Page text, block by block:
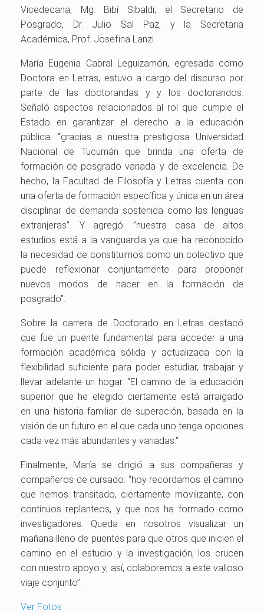
Vicedecana, Mg. Bibí Sibaldi; el Secretario de
Posgrado, Dr. Julio Sal Paz, y la Secretaria
Académica, Prof. Josefina Lanzi.
María Eugenia Cabral Leguizamón, egresada como
Doctora en Letras, estuvo a cargo del discurso por
parte de las doctorandas y y los doctorandos.
Señaló aspectos relacionados al rol que cumple el
Estado en garantizar el derecho a la educación
pública: “gracias a nuestra prestigiosa Universidad
Nacional de Tucumán que brinda una oferta de
formación de posgrado variada y de excelencia. De
hecho, la Facultad de Filosofía y Letras cuenta con
una oferta de formación específica y única en un área
disciplinar de demanda sostenida como las lenguas
extranjeras”. Y agregó: ”nuestra casa de altos
estudios está a la vanguardia ya que ha reconocido
la necesidad de constituirnos como un colectivo que
puede reflexionar conjuntamente para proponer
nuevos modos de hacer en la formación de
posgrado”.
Sobre la carrera de Doctorado en Letras destacó
que fue un puente fundamental para acceder a una
formación académica sólida y actualizada con la
flexibilidad suficiente para poder estudiar, trabajar y
llevar adelante un hogar. “El camino de la educación
superior que he elegido ciertamente está arraigado
en una historia familiar de superación, basada en la
visión de un futuro en el que cada uno tenga opciones
cada vez más abundantes y variadas.”
Finalmente, María se dirigió a sus compañeras y
compañeros de cursado: “hoy recordamos el camino
que hemos transitado, ciertamente movilizante, con
continuos replanteos, y que nos ha formado como
investigadores. Queda en nosotros visualizar un
mañana lleno de puentes para que otros que inicien el
camino en el estudio y la investigación, los crucen
con nuestro apoyo y, así, colaboremos a este valioso
viaje conjunto”.
Ver Fotos